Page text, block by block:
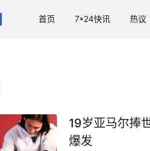
首页 7*24快讯 热议
19岁亚马尔捧
爆发